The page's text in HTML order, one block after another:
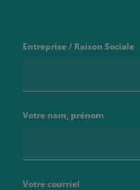
Entreprise / Raison Sociale
Votre nom, prénom
Votre courriel